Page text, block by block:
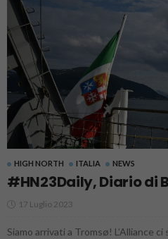
HIGH NORTH ITALIA NEWS
#HN23Daily, Diario di
17 Luglio 2023
Siamo arrivati a Tromsø! L’Alliance